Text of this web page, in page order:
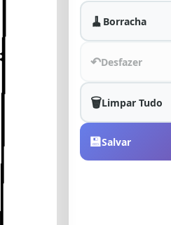
🧹 Borracha
↶Desfazer
🗑️Limpar Tudo
💾Salvar